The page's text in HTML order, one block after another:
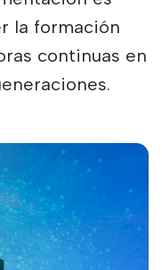
la formación
continuas en